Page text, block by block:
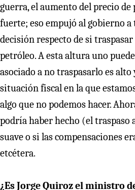
guerra, el aumento del precio de
fuerte; eso empujó al gobierno
decisión respecto de si
petróleo. A esta altura uno
asociado a no traspasarlo es alto
situación fiscal en la que
algo que no podemos hacer.
podría haber hecho (el traspaso
suave o si las compensaciones
etcétera.
¿Es Jorge Quiroz el ministro